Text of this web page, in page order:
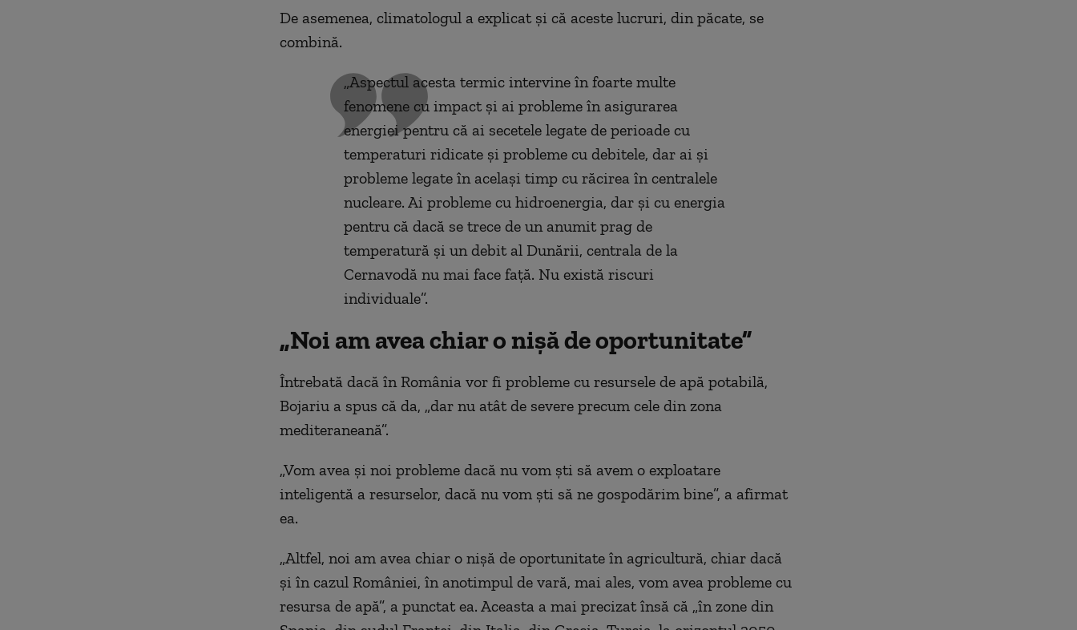
De asemenea, climatologul a explicat și că aceste lucruri, din păcate, se
combină.
„Aspectul acesta termic intervine în foarte multe
fenomene cu impact și ai probleme în asigurarea
energiei pentru că ai secetele legate de perioade cu
temperaturi ridicate și probleme cu debitele, dar ai și
probleme legate în același timp cu răcirea în centralele
nucleare. Ai probleme cu hidroenergia, dar și cu energia
pentru că dacă se trece de un anumit prag de
temperatură și un debit al Dunării, centrala de la
Cernavodă nu mai face față. Nu există riscuri
individuale”.
„Noi am avea chiar o nișă de oportunitate”
Întrebată dacă în România vor fi probleme cu resursele de apă potabilă,
Bojariu a spus că da, „dar nu atât de severe precum cele din zona
mediteraneană”.
„Vom avea și noi probleme dacă nu vom ști să avem o exploatare
inteligentă a resurselor, dacă nu vom ști să ne gospodărim bine”, a afirmat
ea.
„Altfel, noi am avea chiar o nișă de oportunitate în agricultură, chiar dacă
și în cazul României, în anotimpul de vară, mai ales, vom avea probleme cu
resursa de apă”, a punctat ea. Aceasta a mai precizat însă că „în zone din